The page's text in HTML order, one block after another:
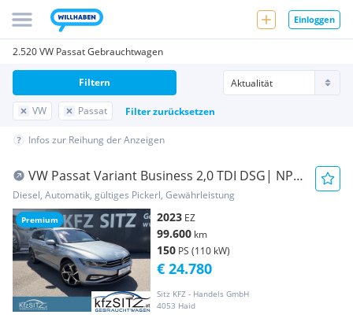
Einloggen
2.520 VW Passat Gebrauchtwagen
VW Passat Filter zurücksetzen
Filtern
Infos zur Reihung der Anzeigen
Premium
VW Passat Variant Business 2,0 TDI DSG| NP €
58.000
Diesel, Automatik, gültiges Pickerl, Gewährleistung
2023 EZ
99.600 km
150 PS (110 kW)
Sitz KFZ - Handels GmbH
4053 Haid
€ 24.780